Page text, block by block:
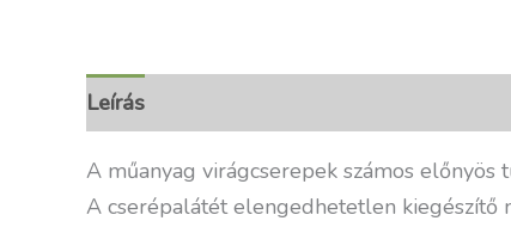
Leírás
A műanyag virágcserepek számos
A cserépalátét elengedhetetlen kiegészítő